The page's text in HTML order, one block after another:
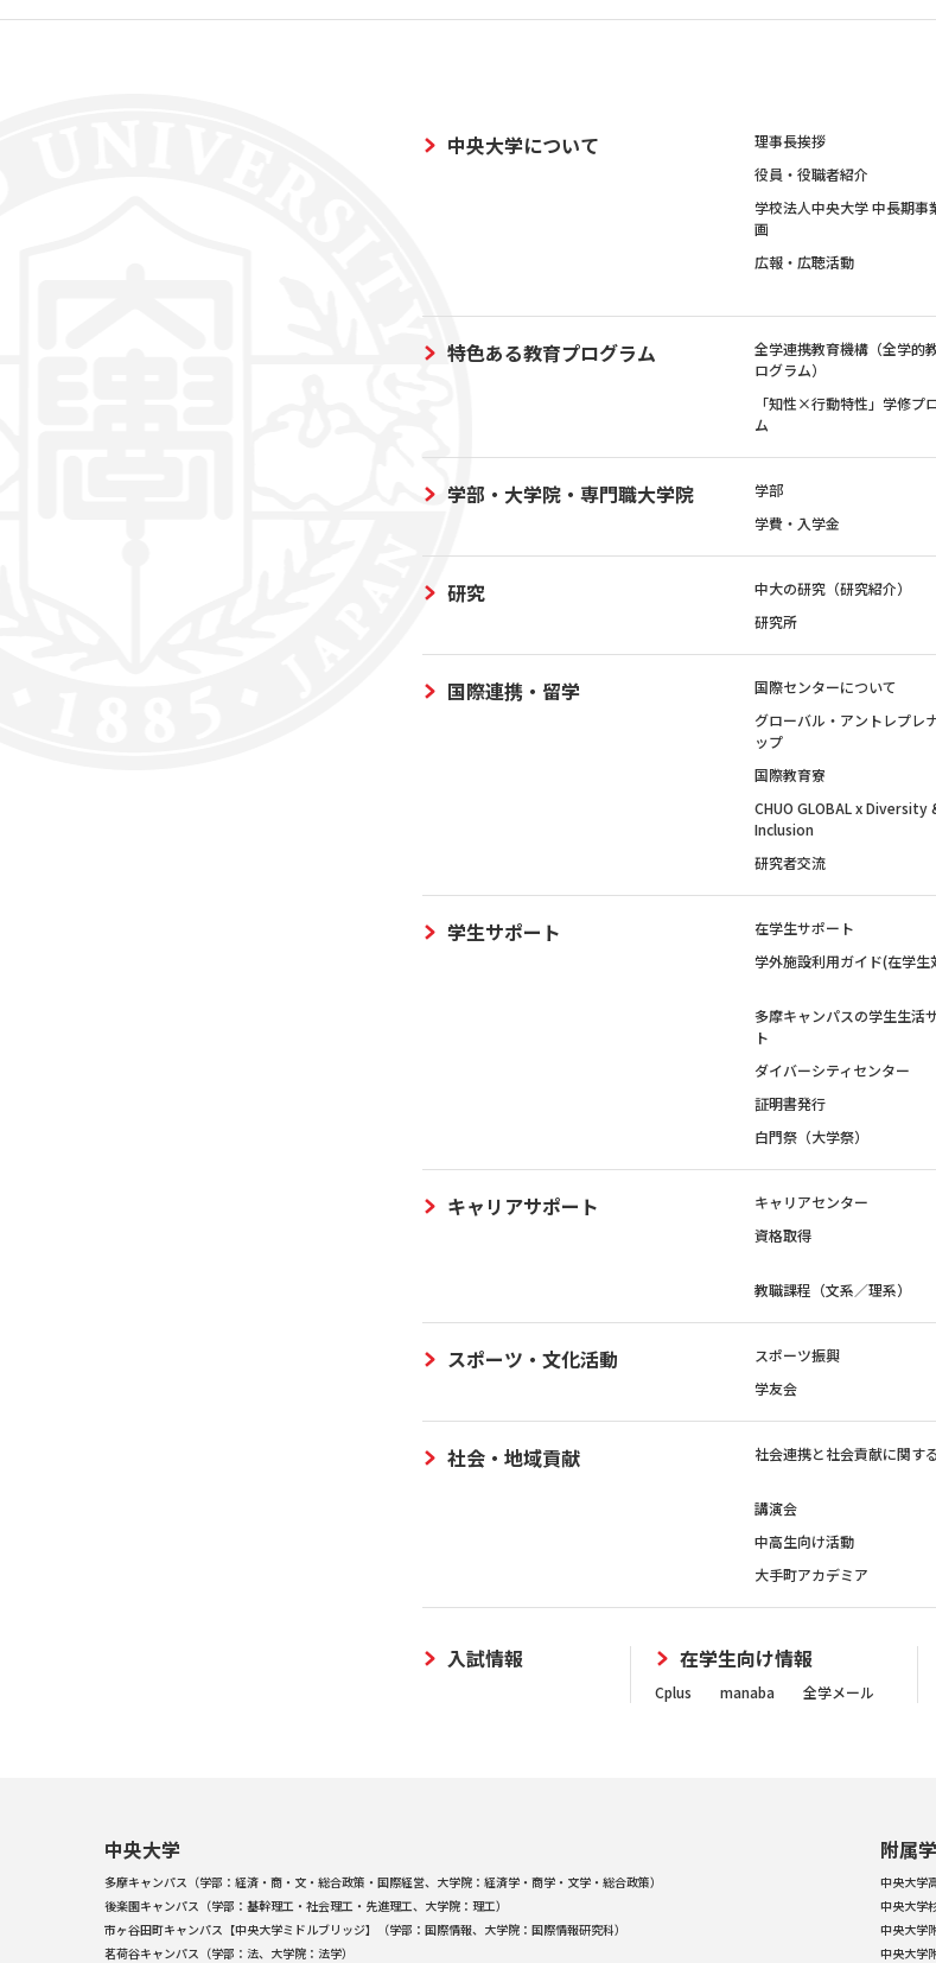
中央大学について 理事長挨拶
役員・役職者紹介
学校法人中央大学 中長期事
画
広報・広聴活動
特色ある教育プログラム
全学連携教育機構（全学的
ログラム）
「知性×行動特性」学修プ
ム
学部・大学院・専門職大学院 学部
学費・入学金
研究 中大の研究（研究紹介）
研究所
国際連携・留学 国際センターについて
グローバル・アントレプレ
ップ
国際教育寮
CHUO GLOBAL x Diversity
Inclusion
研究者交流
学生サポート 在学生サポート
学外施設利用ガイド(在学生
多摩キャンパスの学生生活
ト
ダイバーシティセンター
証明書発行
白門祭（大学祭）
キャリアサポート キャリアセンター
資格取得
教職課程（文系／理系）
スポーツ・文化活動 スポーツ振興
学友会
社会・地域貢献 社会連携と社会貢献に関す
講演会
中高生向け活動
大手町アカデミア
入試情報 在学生向け情報
Cplus manaba 全学メール
中央大学
多摩キャンパス（学部：経済・商・文・総合政策・国際経営、大学院：経済学・商学・文学・総合政策）
後楽園キャンパス（学部：基幹理工・社会理工・先進理工、大学院：理工）
市ヶ谷田町キャンパス【中央大学ミドルブリッジ】（学部：国際情報、大学院：国際情報研究科）
茗荷谷キャンパス（学部：法、大学院：法学）
附属
中央大学
中央大学
中央大学
中央大学